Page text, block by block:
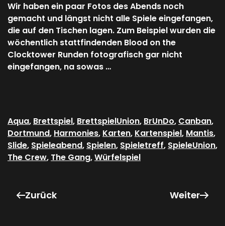
Wir haben ein paar Fotos des Abends noch
gemacht und längst nicht alle Spiele eingefangen,
die auf den Tischen lagen. Zum Beispiel wurden die
wöchentlich stattfindenden Blood on the
Clocktower Runden fotografisch gar nicht
eingefangen, na sowas …
Aqua, Brettspiel, BrettspielUnion, BrUnDo, Canban,
Dortmund, Harmonies, Karten, Kartenspiel, Mantis,
Slide, Spieleabend, Spielen, Spieletreff, SpieleUnion,
The Crew, The Gang,Würfelspiel
Zurück Weiter